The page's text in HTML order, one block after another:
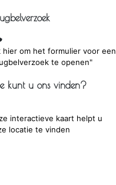
hier om het formulier voor een
te openen"
kunt u ons vinden?
interactieve kaart helpt u
locatie te vinden